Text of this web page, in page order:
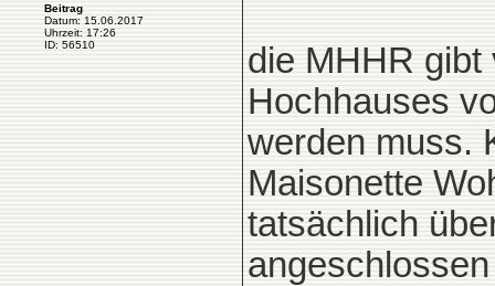
Beitrag
Datum: 15.06.2017
Uhrzeit: 17:26
ID: 56510
die MHHR
Hochhauses
werden muss.
Maisonette
tatsächlich